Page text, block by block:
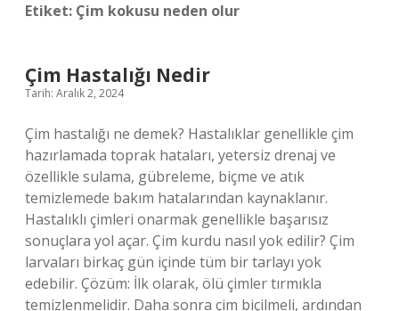
Etiket: Çim kokusu neden olur
Çim Hastalığı Nedir
Tarih: Aralık 2, 2024
Çim hastalığı ne demek? Hastalıklar genellikle çim
hazırlamada toprak hataları, yetersiz drenaj ve
özellikle sulama, gübreleme, biçme ve atık
temizlemede bakım hatalarından kaynaklanır.
Hastalıklı çimleri onarmak genellikle başarısız
sonuçlara yol açar. Çim kurdu nasıl yok edilir? Çim
larvaları birkaç gün içinde tüm bir tarlayı yok
edebilir. Çözüm: İlk olarak, ölü çimler tırmıkla
temizlenmelidir. Daha sonra çim biçilmeli, ardından